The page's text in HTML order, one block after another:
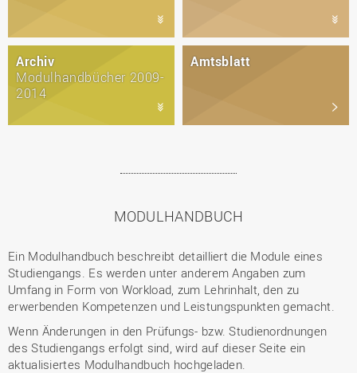
Archiv
Modulhandbücher 2009-
2014
Amtsblatt
MODULHANDBUCH
Ein Modulhandbuch beschreibt detailliert die Module eines
Studiengangs. Es werden unter anderem Angaben zum
Umfang in Form von Workload, zum Lehrinhalt, den zu
erwerbenden Kompetenzen und Leistungspunkten gemacht.
Wenn Änderungen in den Prüfungs- bzw. Studienordnungen
des Studiengangs erfolgt sind, wird auf dieser Seite ein
aktualisiertes Modulhandbuch hochgeladen.